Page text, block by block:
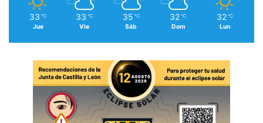
33 ℃
Jue
33 ℃
Vie
35 ℃
Sáb
32 ℃
Dom
32 ℃
Lun